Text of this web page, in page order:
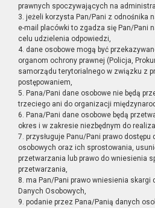
prawnych spoczywających na
3. jeżeli korzysta Pan/Pani z odnośnika
e-mail placówki to zgadza się Pan/Pani
celu udzielenia odpowiedzi,
4. dane osobowe mogą być
organom ochrony prawnej (Policja,
samorządu terytorialnego w związku z
postępowaniem,
5. Pana/Pani dane osobowe nie będą
trzeciego ani do organizacji
6. Pana/Pani dane osobowe będą
okres i w zakresie niezbędnym do
7. przysługuje Panu/Pani prawo
osobowych oraz ich sprostowania,
przetwarzania lub prawo do wniesienia
przetwarzania,
8. ma Pan/Pani prawo wniesienia skargi
Danych Osobowych,
9. podanie przez Pana/Panią danych